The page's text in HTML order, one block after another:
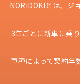
NORIDOKIとは、ジ
3年ごとに新車に乗
車種によって契約年